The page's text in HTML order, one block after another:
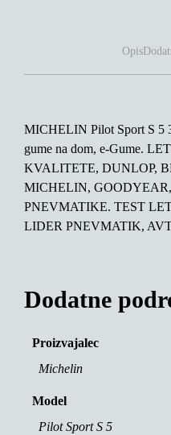
Opis
MICHELIN Pilot Sport S 5
gume na dom, e-Gume.
KVALITETE, DUNLOP,
MICHELIN,
PNEVMATIKE. TEST
LIDER PNEVMATIK,
Dodatne
Proizvajalec
Michelin
Model
Pilot Sport S 5